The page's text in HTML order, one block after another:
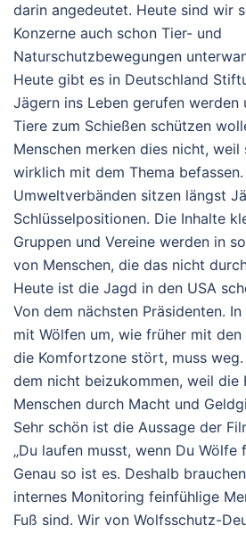
darin angedeutet. Heute sind wir
Konzerne auch schon Tier- und
Naturschutzbewegungen
Heute gibt es in Deutschland
Jägern ins Leben gerufen werden
Tiere zum Schießen schützen
Menschen merken dies nicht, weil
wirklich mit dem Thema
Umweltverbänden sitzen längst
Schlüsselpositionen. Die Inhalte
Gruppen und Vereine werden in
von Menschen, die das nicht
Heute ist die Jagd in den USA
Von dem nächsten Präsidenten.
mit Wölfen um, wie früher mit den
die Komfortzone stört, muss
dem nicht beizukommen, weil die
Menschen durch Macht und
Sehr schön ist die Aussage der
„Du laufen musst, wenn Du Wölfe
Genau so ist es. Deshalb
internes Monitoring feinfühlige
Fuß sind. Wir von Wolfsschutz-